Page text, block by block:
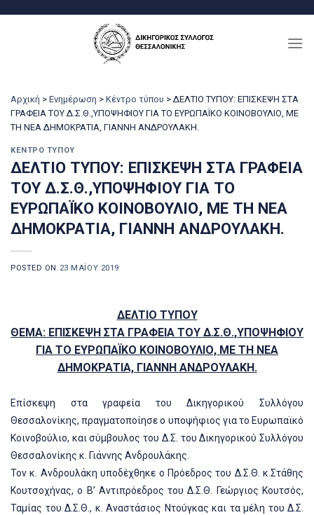
Αρχική > Ενημέρωση > Κέντρο τύπου > ΔΕΛΤΙΟ ΤΥΠΟΥ: ΕΠΙΣΚΕΨΗ ΣΤΑ
ΓΡΑΦΕΙΑ ΤΟΥ Δ.Σ.Θ.,ΥΠΟΨΗΦΙΟΥ ΓΙΑ ΤΟ ΕΥΡΩΠΑΪΚΟ ΚΟΙΝΟΒΟΥΛΙΟ, ΜΕ
ΤΗ ΝΕΑ ΔΗΜΟΚΡΑΤΙΑ, ΓΙΑΝΝΗ ΑΝΔΡΟΥΛΑΚΗ.
ΚΈΝΤΡΟ ΤΎΠΟΥ
ΔΕΛΤΙΟ ΤΥΠΟΥ: ΕΠΙΣΚΕΨΗ ΣΤΑ ΓΡΑΦΕΙΑ
ΤΟΥ Δ.Σ.Θ.,ΥΠΟΨΗΦΙΟΥ ΓΙΑ ΤΟ
ΕΥΡΩΠΑΪΚΟ ΚΟΙΝΟΒΟΥΛΙΟ, ΜΕ ΤΗ ΝΕΑ
ΔΗΜΟΚΡΑΤΙΑ, ΓΙΑΝΝΗ ΑΝΔΡΟΥΛΑΚΗ.
POSTED ON 23 ΜΑΪ́ΟΥ 2019
ΔΕΛΤΙΟ ΤΥΠΟΥ
ΘΕΜΑ: ΕΠΙΣΚΕΨΗ ΣΤΑ ΓΡΑΦΕΙΑ ΤΟΥ Δ.Σ.Θ.,ΥΠΟΨΗΦΙΟΥ
ΓΙΑ ΤΟ ΕΥΡΩΠΑΪΚΟ ΚΟΙΝΟΒΟΥΛΙΟ, ΜΕ ΤΗ ΝΕΑ
ΔΗΜΟΚΡΑΤΙΑ, ΓΙΑΝΝΗ ΑΝΔΡΟΥΛΑΚΗ.
Επίσκεψη στα γραφεία του Δικηγορικού Συλλόγου
Θεσσαλονίκης, πραγματοποίησε ο υποψήφιος για το Ευρωπαϊκό
Κοινοβούλιο, και σύμβουλος του Δ.Σ. του Δικηγορικού Συλλόγου
Θεσσαλονίκης κ. Γιάννης Ανδρουλάκης.
Τον κ. Ανδρουλάκη υποδέχθηκε ο Πρόεδρος του Δ.Σ.Θ. κ.Στάθης
Κουτσοχήνας, ο Β’ Αντιπρόεδρος του Δ.Σ.Θ. Γεώργιος Κουτσός,
Ταμίας του Δ.Σ.Θ., κ. Αναστάσιος Ντούγκας και τα μέλη του Δ.Σ.